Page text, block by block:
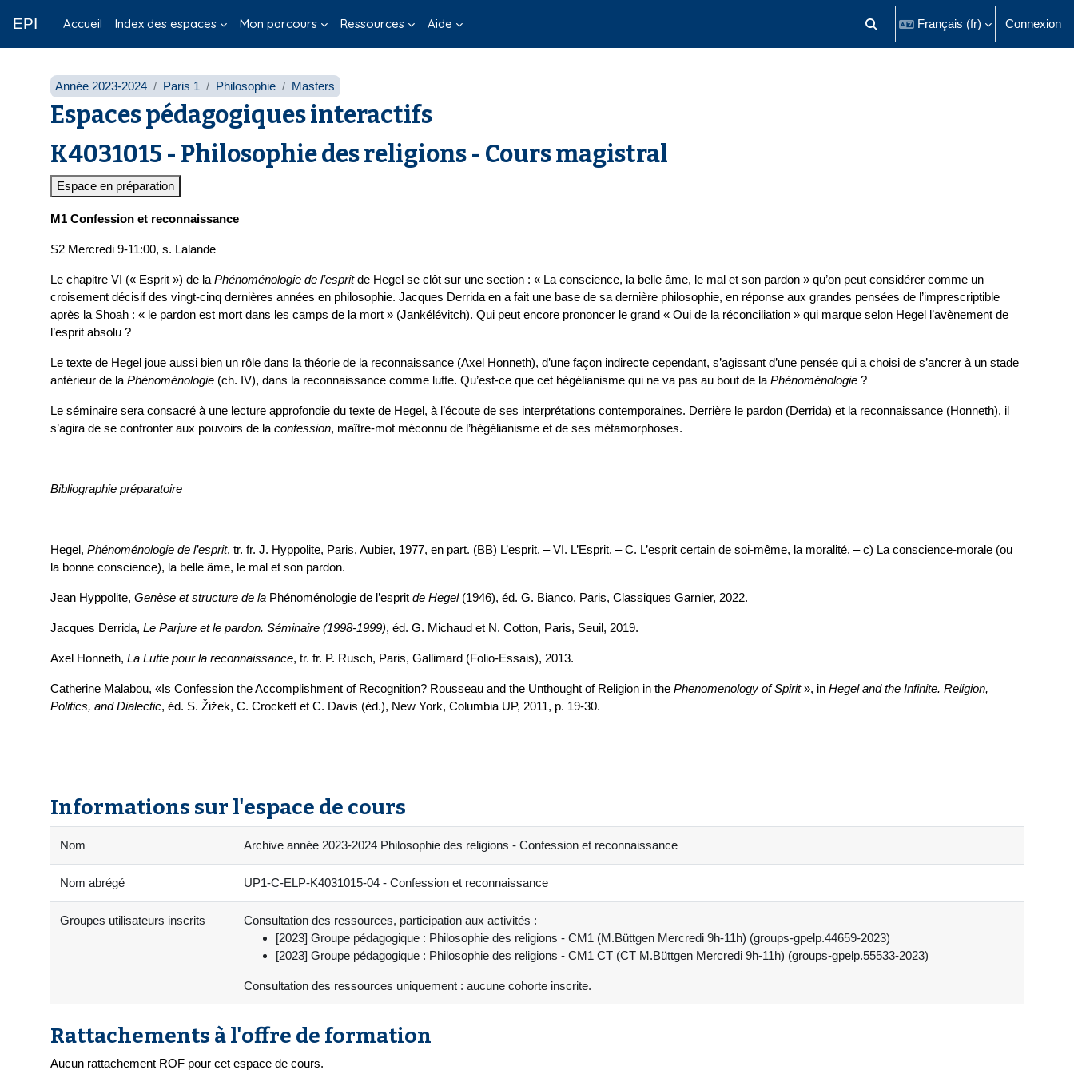
EPI Accueil Index des espaces Mon parcours Ressources Aide Activer/désactiver la saisie de
Français ‎(fr)‎ Connexion
Année 2023-2024 Paris 1 Philosophie Masters
Espaces pédagogiques interactifs
K4031015 - Philosophie des religions - Cours magistral
Espace en préparation
M1 Confession et reconnaissance
S2 Mercredi 9-11:00, s. Lalande
Le chapitre VI (« Esprit ») de la Phénoménologie de l’espritde Hegel se clôt sur une section : « La conscience, la belle âme, le mal et son pardon » qu’on peut considérer comme un
croisement décisif des vingt-cinq dernières années en philosophie. Jacques Derrida en a fait une base de sa dernière philosophie, en réponse aux grandes pensées de l’imprescriptible
après la Shoah : « le pardon est mort dans les camps de la mort » (Jankélévitch). Qui peut encore prononcer le grand « Oui de la réconciliation » qui marque selon Hegel l’avènement de
l’esprit absolu ?
Le texte de Hegel joue aussi bien un rôle dans la théorie de la reconnaissance (Axel Honneth), d’une façon indirecte cependant, s’agissant d’une pensée qui a choisi de s’ancrer à un stade
antérieur de la Phénoménologie (ch. IV), dans la reconnaissance comme lutte. Qu’est-ce que cet hégélianisme qui ne va pas au bout de la Phénoménologie ?
Le séminaire sera consacré à une lecture approfondie du texte de Hegel, à l’écoute de ses interprétations contemporaines. Derrière le pardon (Derrida) et la reconnaissance (Honneth), il
s’agira de se confronter aux pouvoirs de la confession, maître-mot méconnu de l’hégélianisme et de ses métamorphoses.
Bibliographie préparatoire
Hegel, Phénoménologie de l’esprit, tr. fr. J. Hyppolite, Paris, Aubier, 1977, en part. (BB) L’esprit. – VI. L’Esprit. – C. L’esprit certain de soi-même, la moralité. – c) La conscience-morale (ou
la bonne conscience), la belle âme, le mal et son pardon.
Jean Hyppolite, Genèse et structure de la Phénoménologie de l’esprit de Hegel(1946), éd. G. Bianco, Paris, Classiques Garnier, 2022.
Jacques Derrida, Le Parjure et le pardon. Séminaire (1998-1999), éd. G. Michaud et N. Cotton, Paris, Seuil, 2019.
Axel Honneth, La Lutte pour la reconnaissance, tr. fr. P. Rusch, Paris, Gallimard (Folio-Essais), 2013.
Catherine Malabou, «Is Confession the Accomplishment of Recognition? Rousseau and the Unthought of Religion in the Phenomenology of Spirit», in Hegel and the Infinite. Religion,
Politics, and Dialectic, éd. S. Žižek, C. Crockett et C. Davis (éd.), New York, Columbia UP, 2011, p. 19-30.
Informations sur l'espace de cours
Nom Archive année 2023-2024 Philosophie des religions - Confession et reconnaissance
Nom abrégé UP1-C-ELP-K4031015-04 - Confession et reconnaissance
Groupes utilisateurs inscrits
Consultation des ressources, participation aux activités :
[2023] Groupe pédagogique : Philosophie des religions - CM1 (M.Büttgen Mercredi 9h-11h) (groups-gpelp.44659-2023)
[2023] Groupe pédagogique : Philosophie des religions - CM1 CT (CT M.Büttgen Mercredi 9h-11h) (groups-gpelp.55533-2023)
Consultation des ressources uniquement : aucune cohorte inscrite.
Rattachements à l'offre de formation
Aucun rattachement ROF pour cet espace de cours.